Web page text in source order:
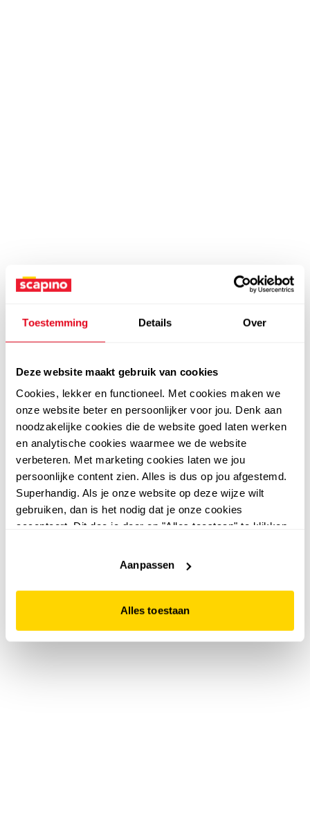
Toestemming Details Over
Deze website maakt gebruik van cookies
Cookies, lekker en functioneel. Met cookies maken we
onze website beter en persoonlijker voor jou. Denk aan
noodzakelijke cookies die de website goed laten werken
en analytische cookies waarmee we de website
verbeteren. Met marketing cookies laten we jou
persoonlijke content zien. Alles is dus op jou afgestemd.
Superhandig. Als je onze website op deze wijze wilt
gebruiken, dan is het nodig dat je onze cookies
accepteert. Dit doe je door op "Alles toestaan" te klikken.
website niet optimaal functioneert.
Aanpassen
Alles toestaan